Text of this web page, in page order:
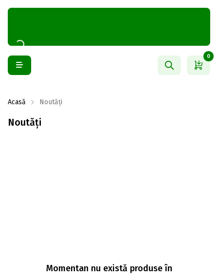
0
Acasă Noutăți
Noutăți
Momentan nu există produse în